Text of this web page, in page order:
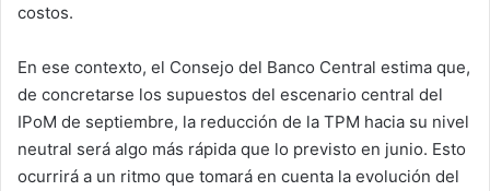
costos.
En ese contexto, el Consejo del Banco Central estima que,
de concretarse los supuestos del escenario central del
IPoM de septiembre, la reducción de la TPM hacia su nivel
neutral será algo más rápida que lo previsto en junio. Esto
ocurrirá a un ritmo que tomará en cuenta la evolución del